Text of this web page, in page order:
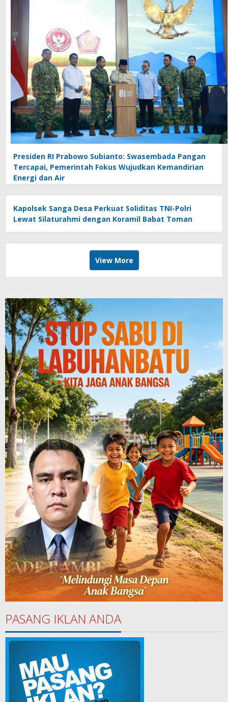
Presiden RI Prabowo Subianto: Swasembada Pangan
Tercapai, Pemerintah Fokus Wujudkan Kemandirian
Energi dan Air
Kapolsek Sanga Desa Perkuat Soliditas TNI-Polri
Lewat Silaturahmi dengan Koramil Babat Toman
View More
PASANG IKLAN ANDA